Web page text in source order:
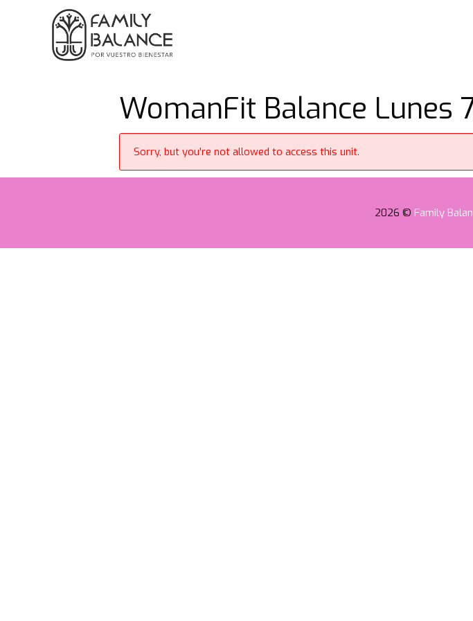
WomanFit Balance Lunes
Sorry, but you're not allowed to access this unit.
2026 © Family